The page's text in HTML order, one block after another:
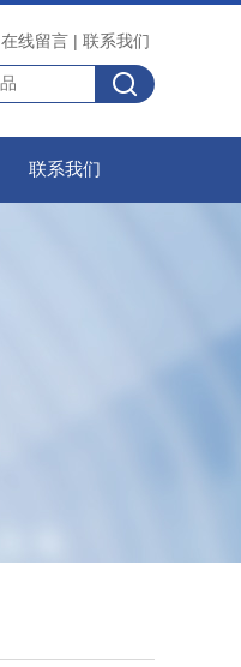
在线留言 | 联系我们
联系我们